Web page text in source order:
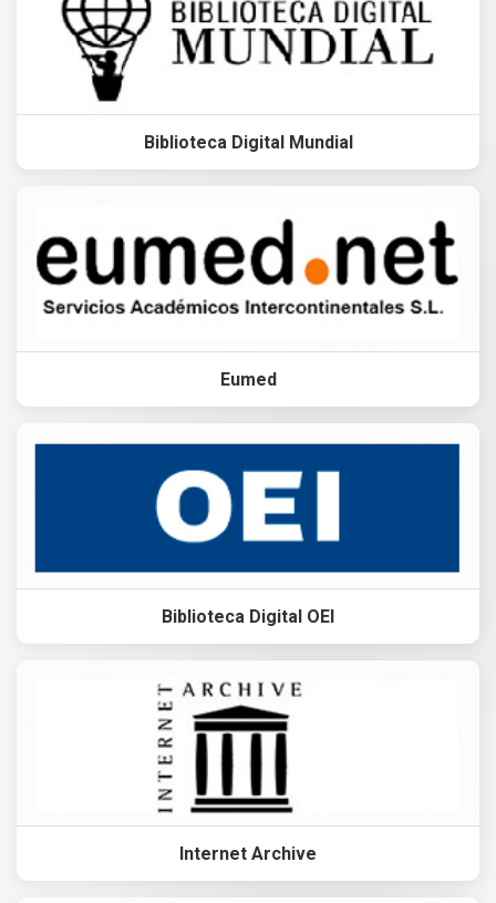
Biblioteca Digital Mundial
Eumed
Biblioteca Digital OEI
Internet Archive